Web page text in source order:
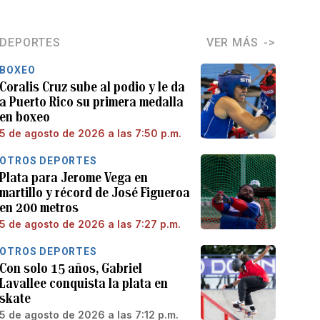
DEPORTES VER MÁS
BOXEO
Coralis Cruz sube al podio y le da
a Puerto Rico su primera medalla
en boxeo
5 de agosto de 2026 a las 7:50 p.m.
OTROS DEPORTES
Plata para Jerome Vega en
martillo y récord de José Figueroa
en 200 metros
5 de agosto de 2026 a las 7:27 p.m.
OTROS DEPORTES
Con solo 15 años, Gabriel
Lavallee conquista la plata en
skate
5 de agosto de 2026 a las 7:12 p.m.